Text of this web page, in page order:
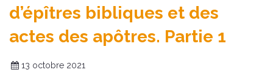
d’épîtres bibliques et des
actes des apôtres. Partie 1
13 octobre 2021